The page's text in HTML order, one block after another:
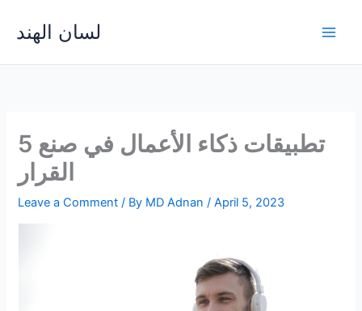
content
لسان الهند
5 تطبيقات ذكاء الأعمال في صنع
القرار
Leave a Comment / By MD Adnan/April 5, 2023